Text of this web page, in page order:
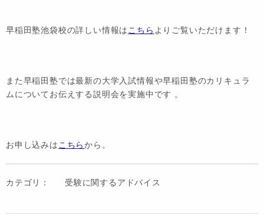
早稲田塾池袋校の詳しい情報は こちら よりご覧いただけます！
また早稲田塾では最新の大学入試情報や早稲田塾のカリキュラ
ムについてお伝えする説明会を実施中です 。
お申し込みは こちらから。
カテゴリ： 受験に関するアドバイス